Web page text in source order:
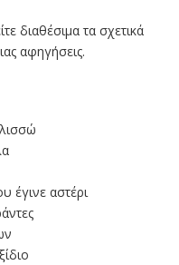
διαθέσιμα τα σχετικά
αφηγήσεις.
έγινε αστέρι